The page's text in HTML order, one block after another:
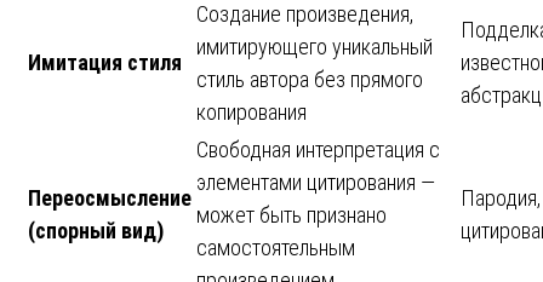
Имитация стиля
Создание произведения,
имитирующего уникальный
стиль автора без прямого
копирования
Переосмысление
(спорный вид)
Свободная интерпретация с
элементами цитирования —
может быть признано
самостоятельным